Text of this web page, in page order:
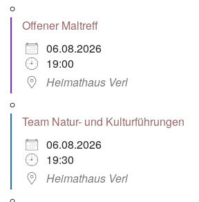
Offener Maltreff
06.08.2026
19:00
Heimathaus Verl
Team Natur- und Kulturführungen
06.08.2026
19:30
Heimathaus Verl